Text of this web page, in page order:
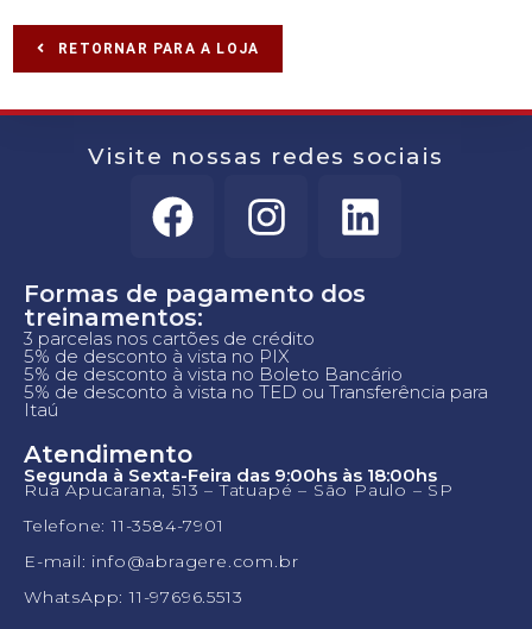
RETORNAR PARA A LOJA
Visite nossas redes sociais
Formas de pagamento dos
treinamentos:
3 parcelas nos cartões de crédito
5% de desconto à vista no PIX
5% de desconto à vista no Boleto Bancário
5% de desconto à vista no TED ou Transferência para
Itaú
Atendimento
Segunda à Sexta-Feira das 9:00hs às 18:00hs
Rua Apucarana, 513 – Tatuapé – São Paulo – SP
Telefone: 11-3584-7901
E-mail: info@abragere.com.br
WhatsApp: 11-97696.5513